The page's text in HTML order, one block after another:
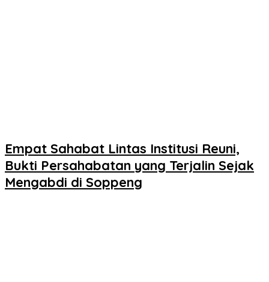
Empat Sahabat Lintas Institusi Reuni,
Bukti Persahabatan yang Terjalin Sejak
Mengabdi di Soppeng